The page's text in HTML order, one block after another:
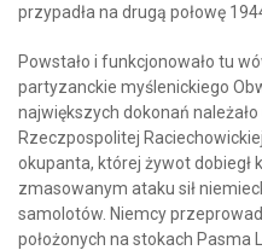
przypadła na drugą połowę
Powstało i funkcjonowało tu
partyzanckie myślenickiego
największych dokonań
Rzeczpospolitej
okupanta, której żywot dobiegł
zmasowanym ataku sił
samolotów. Niemcy
położonych na stokach Pasma